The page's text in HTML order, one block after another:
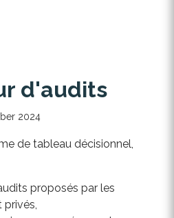
d'audits
2024
de tableau décisionnel,
proposés par les
privés,